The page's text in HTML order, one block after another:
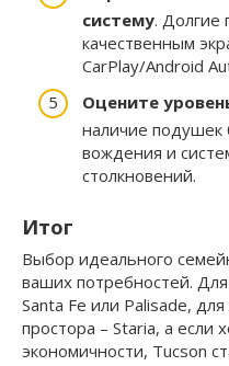
систему. Долгие
качественным
CarPlay/Android
Оцените
наличие подушек
вождения и
столкновений.
Итог
Выбор идеального
ваших потребностей.
Santa Fe или Palisade,
простора – Staria, а если
экономичности, Tucson